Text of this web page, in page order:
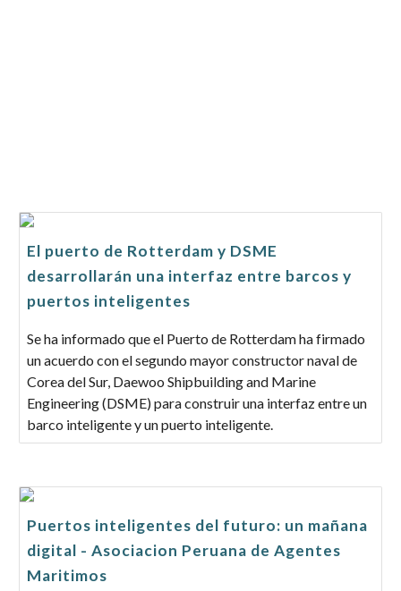
El puerto de Rotterdam y DSME
desarrollarán una interfaz entre barcos y
puertos inteligentes
Se ha informado que el Puerto de Rotterdam ha firmado
un acuerdo con el segundo mayor constructor naval de
Corea del Sur, Daewoo Shipbuilding and Marine
Engineering (DSME) para construir una interfaz entre un
barco inteligente y un puerto inteligente.
Puertos inteligentes del futuro: un mañana
digital - Asociacion Peruana de Agentes
Maritimos